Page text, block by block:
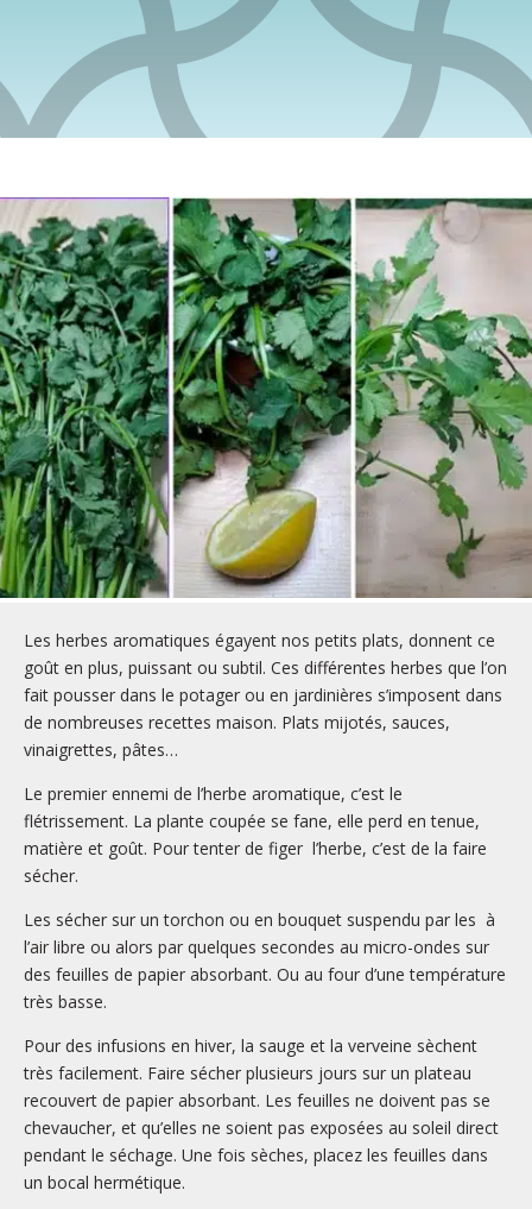
Les herbes aromatiques égayent nos petits plats, donnent ce
goût en plus, puissant ou subtil. Ces différentes herbes que l’on
fait pousser dans le potager ou en jardinières s’imposent dans
de nombreuses recettes maison. Plats mijotés, sauces,
vinaigrettes, pâtes…
Le premier ennemi de l’herbe aromatique, c’est le
flétrissement. La plante coupée se fane, elle perd en tenue,
matière et goût. Pour tenter de figer l’herbe, c’est de la faire
sécher.
Les sécher sur un torchon ou en bouquet suspendu par les à
l’air libre ou alors par quelques secondes au micro-ondes sur
des feuilles de papier absorbant. Ou au four d’une température
très basse.
Pour des infusions en hiver, la sauge et la verveine sèchent
très facilement. Faire sécher plusieurs jours sur un plateau
recouvert de papier absorbant. Les feuilles ne doivent pas se
chevaucher, et qu’elles ne soient pas exposées au soleil direct
pendant le séchage. Une fois sèches, placez les feuilles dans
un bocal hermétique.